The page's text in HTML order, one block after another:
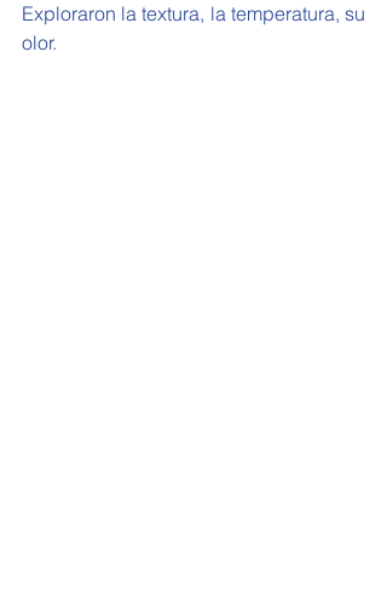
Exploraron la textura, la temperatura, su
olor.